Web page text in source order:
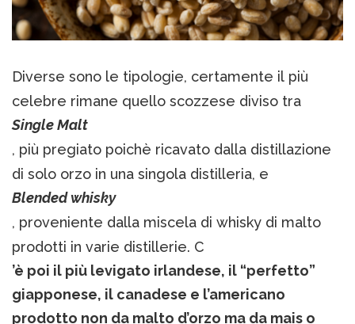
Diverse sono le tipologie, certamente il più
celebre rimane quello scozzese diviso tra
Single Malt
, più pregiato poichè ricavato dalla distillazione
di solo orzo in una singola distilleria, e
Blended whisky
, proveniente dalla miscela di whisky di malto
prodotti in varie distillerie. C
’è poi il più levigato irlandese, il “perfetto”
giapponese, il canadese e l’americano
prodotto non da malto d’orzo ma da mais o